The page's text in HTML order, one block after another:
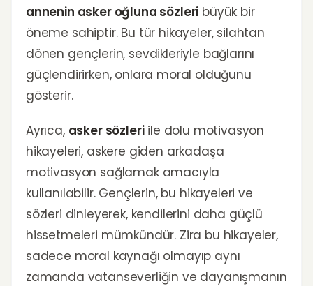
annenin asker oğluna sözleri büyük bir
öneme sahiptir. Bu tür hikayeler, silahtan
dönen gençlerin, sevdikleriyle bağlarını
güçlendirirken, onlara moral olduğunu
gösterir.
Ayrıca, asker sözleriile dolu motivasyon
hikayeleri, askere giden arkadaşa
motivasyon sağlamak amacıyla
kullanılabilir. Gençlerin, bu hikayeleri ve
sözleri dinleyerek, kendilerini daha güçlü
hissetmeleri mümkündür. Zira bu hikayeler,
sadece moral kaynağı olmayıp aynı
zamanda vatanseverliğin ve dayanışmanın